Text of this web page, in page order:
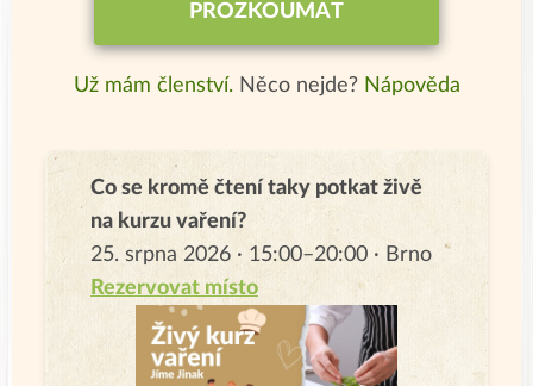
PROZKOUMAT
Už mám členství. Něco nejde? Nápověda
Co se kromě čtení taky potkat živě
na kurzu vaření?
25. srpna 2026 · 15:00–20:00 · Brno
Rezervovat místo